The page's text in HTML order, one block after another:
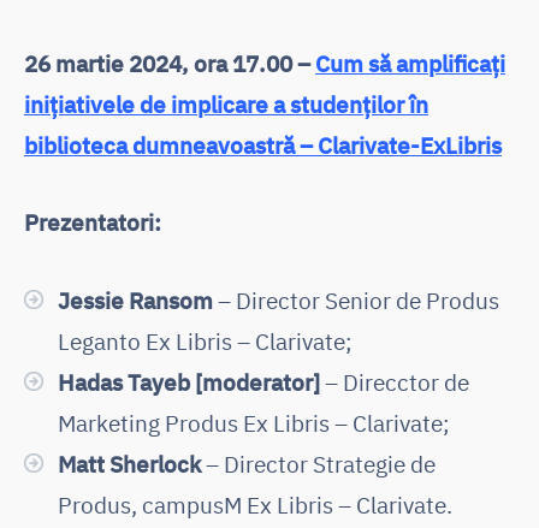
26 martie 2024, ora 17.00 –Cum să amplificați
inițiativele de implicare a studenților în
biblioteca dumneavoastră – Clarivate-ExLibris
Prezentatori:
Jessie Ransom– Director Senior de Produs
Leganto Ex Libris – Clarivate;
Hadas Tayeb [moderator]– Direcctor de
Marketing Produs Ex Libris – Clarivate;
Matt Sherlock– Director Strategie de
Produs, campusM Ex Libris – Clarivate.